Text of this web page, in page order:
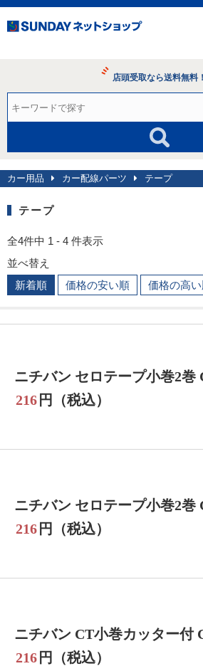
店頭受取なら送料無料！
カー用品 カー配線パーツ テープ
テープ
全4件中 1 - 4 件表示
並べ替え
新着順
価格の安い順 価格の高
ニチバン セロテープ小巻2巻
216 円（税込）
ニチバン セロテープ小巻2巻
216 円（税込）
ニチバン CT小巻カッター付
216 円（税込）